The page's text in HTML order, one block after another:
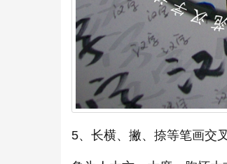
5、长横、撇、捺等笔画交